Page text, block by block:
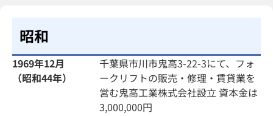
昭和
1969年12月
（昭和44年）
千葉県市川市鬼高3-22-3にて、フォ
ークリフトの販売・修理・賃貸業を
営む鬼高工業株式会社設立 資本金は
3,000,000円